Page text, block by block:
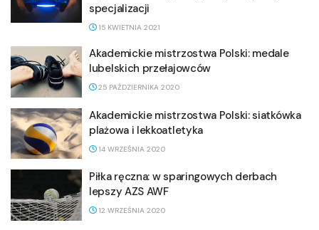
specjalizacji
15 KWIETNIA 2021
Akademickie mistrzostwa Polski: medale
lubelskich przełajowców
25 PAŹDZIERNIKA 2020
Akademickie mistrzostwa Polski: siatkówka
plażowa i lekkoatletyka
14 WRZEŚNIA 2020
Piłka ręczna: w sparingowych derbach
lepszy AZS AWF
12 WRZEŚNIA 2020